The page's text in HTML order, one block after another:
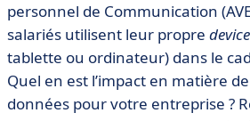
personnel de Communication
salariés utilisent leur propre device
tablette ou ordinateur) dans le
Quel en est l’impact en matière
données pour votre entreprise ?